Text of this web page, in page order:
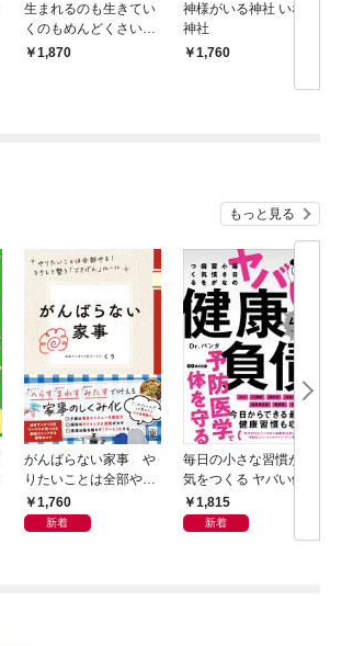
生まれるのも生きてい
くのもめんどくさい！
超訳シオランの言葉
1,870
神様がいる神社 いない
神社
1,760
もっと見る
がんばらない家事 や
りたいことは全部や
る！ラクして整う「ご
きげん」ルール
1,760
新着
毎日の小さな習慣が病
気をつくる ヤバい健康
負債1,815
新着